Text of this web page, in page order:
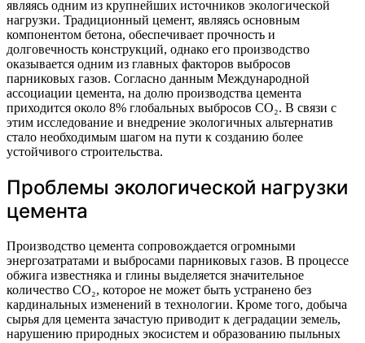
являясь одним из крупнейших источников экологической
нагрузки. Традиционный цемент, являясь основным
компонентом бетона, обеспечивает прочность и
долговечность конструкций, однако его производство
оказывается одним из главных факторов выбросов
парниковых газов. Согласно данным Международной
ассоциации цемента, на долю производства цемента
приходится около 8% глобальных выбросов CO₂. В связи с
этим исследование и внедрение экологичных альтернатив
стало необходимым шагом на пути к созданию более
устойчивого строительства.
Проблемы экологической нагрузки
цемента
Производство цемента сопровождается огромными
энергозатратами и выбросами парниковых газов. В процессе
обжига известняка и глины выделяется значительное
количество CO₂, которое не может быть устранено без
кардинальных изменений в технологии. Кроме того, добыча
сырья для цемента зачастую приводит к деградации земель,
нарушению природных экосистем и образованию пыльных